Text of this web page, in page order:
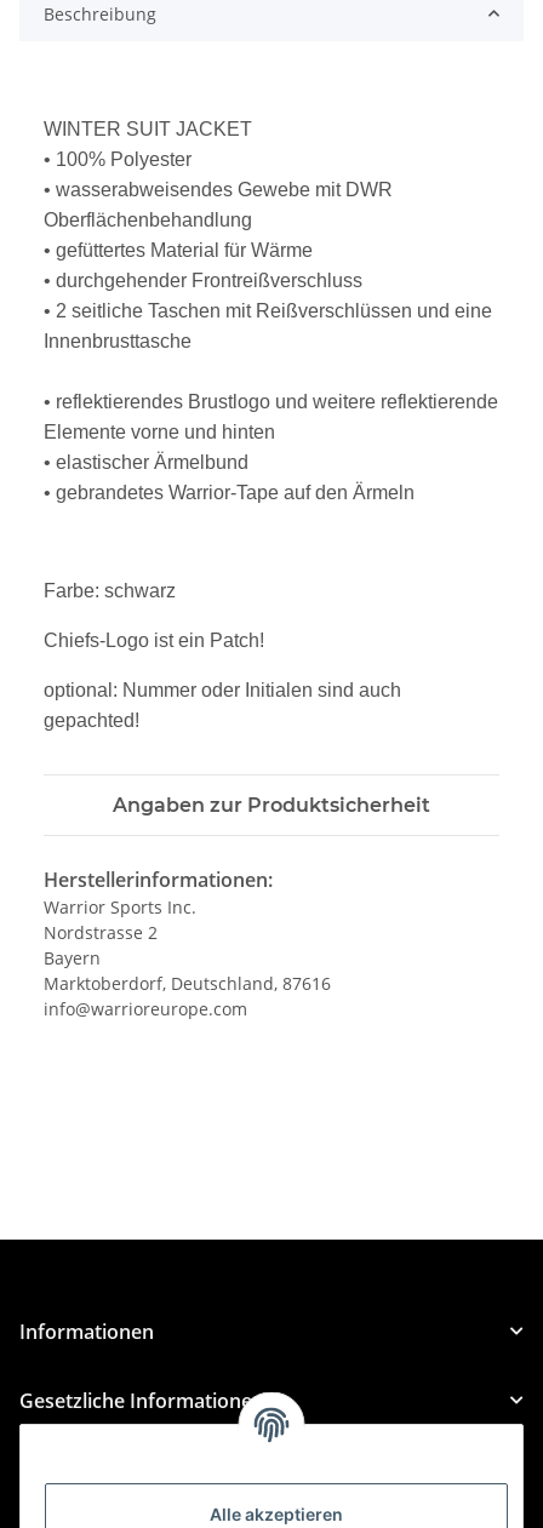
Alle akzeptieren
Beschreibung
WINTER SUIT JACKET
• 100% Polyester
• wasserabweisendes Gewebe mit DWR
Oberflächenbehandlung
• gefüttertes Material für Wärme
• durchgehender Frontreißverschluss
• 2 seitliche Taschen mit Reißverschlüssen und eine
Innenbrusttasche
• reflektierendes Brustlogo und weitere reflektierende
Elemente vorne und hinten
• elastischer Ärmelbund
• gebrandetes Warrior-Tape auf den Ärmeln
Farbe: schwarz
Chiefs-Logo ist ein Patch!
optional: Nummer oder Initialen sind auch
gepachted!
Angaben zur Produktsicherheit
Herstellerinformationen:
Warrior Sports Inc.
Nordstrasse 2
Bayern
Marktoberdorf, Deutschland, 87616
info@warrioreurope.com
Informationen
Gesetzliche Informationen